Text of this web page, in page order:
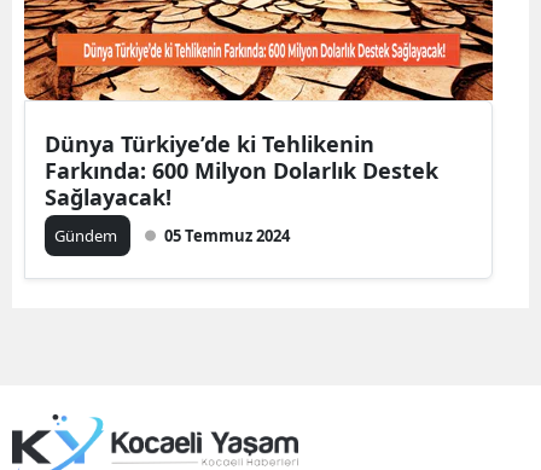
Çankırı
Çorum
Denizli
Diyarbakır
Elazığ
Dünya Türkiye’de ki Tehlikenin
Farkında: 600 Milyon Dolarlık Destek
Sağlayacak!
Gündem 05 Temmuz 2024